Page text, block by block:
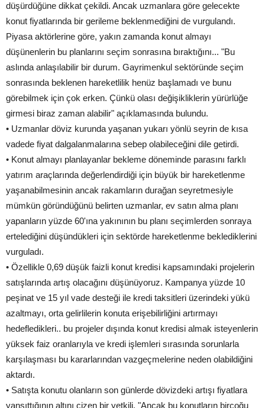
düşürdüğüne dikkat çekildi. Ancak uzmanlara göre gelecekte
konut fiyatlarında bir gerileme beklenmediğini de vurgulandı.
Piyasa aktörlerine göre, yakın zamanda konut almayı
düşünenlerin bu planlarını seçim sonrasına bıraktığını... "Bu
aslında anlaşılabilir bir durum. Gayrimenkul sektöründe seçim
sonrasında beklenen hareketlilik henüz başlamadı ve bunu
görebilmek için çok erken. Çünkü olası değişikliklerin yürürlüğe
girmesi biraz zaman alabilir" açıklamasında bulundu.
• Uzmanlar döviz kurunda yaşanan yukarı yönlü seyrin de kısa
vadede fiyat dalgalanmalarına sebep olabileceğini dile getirdi.
• Konut almayı planlayanlar bekleme döneminde parasını farklı
yatırım araçlarında değerlendirdiği için büyük bir hareketlenme
yaşanabilmesinin ancak rakamların durağan seyretmesiyle
mümkün göründüğünü belirten uzmanlar, ev satın alma planı
yapanların yüzde 60'ına yakınının bu planı seçimlerden sonraya
ertelediğini düşündükleri için sektörde hareketlenme beklediklerini
vurguladı.
• Özellikle 0,69 düşük faizli konut kredisi kapsamındaki projelerin
satışlarında artış olacağını düşünüyoruz. Kampanya yüzde 10
peşinat ve 15 yıl vade desteği ile kredi taksitleri üzerindeki yükü
azaltmayı, orta gelirlilerin konuta erişebilirliğini artırmayı
hedefledikleri.. bu projeler dışında konut kredisi almak isteyenlerin
yüksek faiz oranlarıyla ve kredi işlemleri sırasında sorunlarla
karşılaşması bu kararlarından vazgeçmelerine neden olabildiğini
aktardı.
• Satışta konutu olanların son günlerde dövizdeki artışı fiyatlara
yansıttığının altını çizen bir yetkili, "Ancak bu konutların birçoğu